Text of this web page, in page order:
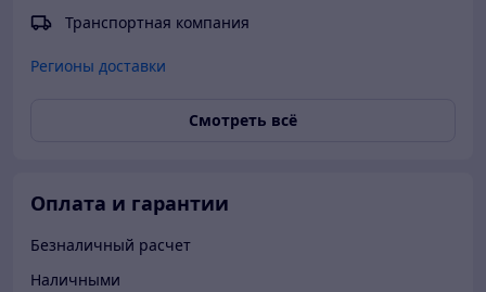
Транспортная компания
Регионы доставки
Смотреть всё
Оплата и гарантии
Безналичный расчет
Наличными